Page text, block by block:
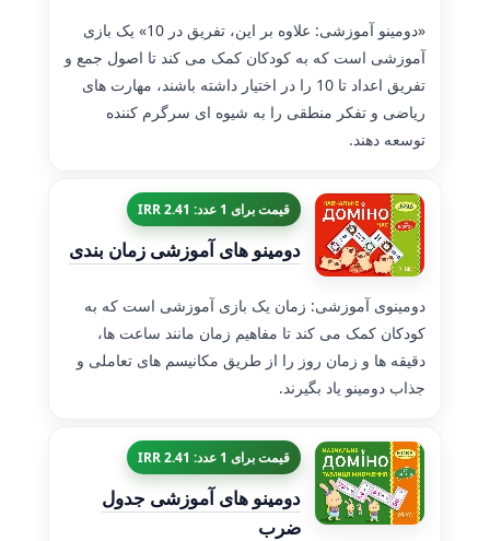
«دومینو آموزشی: علاوه بر این، تفریق در 10» یک بازی
آموزشی است که به کودکان کمک می کند تا اصول جمع و
تفریق اعداد تا 10 را در اختیار داشته باشند، مهارت های
ریاضی و تفکر منطقی را به شیوه ای سرگرم کننده
توسعه دهند.
قیمت برای 1 عدد: 2.41 IRR
دومینو های آموزشی زمان بندی
دومینوی آموزشی: زمان یک بازی آموزشی است که به
کودکان کمک می کند تا مفاهیم زمان مانند ساعت ها،
دقیقه ها و زمان روز را از طریق مکانیسم های تعاملی و
جذاب دومینو یاد بگیرند.
قیمت برای 1 عدد: 2.41 IRR
دومینو های آموزشی جدول
ضرب